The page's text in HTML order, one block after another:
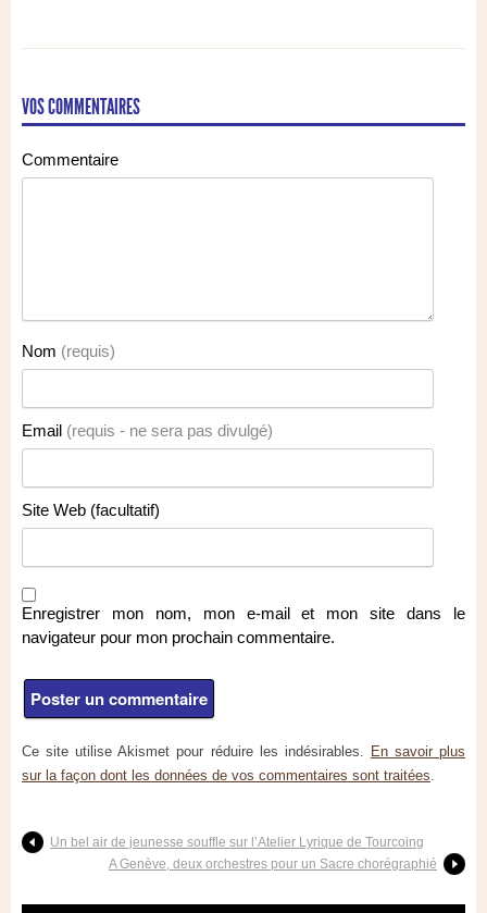
VOS COMMENTAIRES
Commentaire
Nom (requis)
Email (requis - ne sera pas divulgé)
Site Web (facultatif)
Enregistrer mon nom, mon e-mail et mon site dans le
navigateur pour mon prochain commentaire.
Ce site utilise Akismet pour réduire les indésirables. En savoir plus
sur la façon dont les données de vos commentaires sont traitées.
Un bel air de jeunesse souffle sur l’Atelier Lyrique de Tourcoing
A Genève, deux orchestres pour un Sacre chorégraphié